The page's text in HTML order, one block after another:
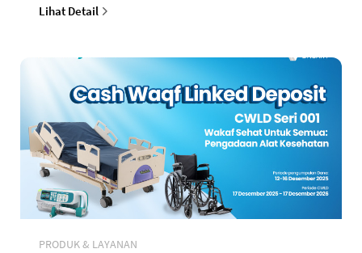
Lihat Detail
PRODUK & LAYANAN